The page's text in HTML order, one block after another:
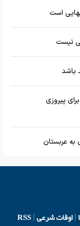
است
نیست
باشد
پیروزی
به عربستان
اوقات شرعی RSS